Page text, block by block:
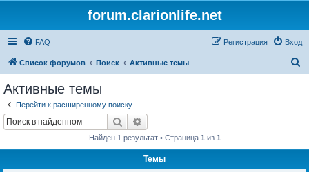
forum.clarionlife.net
FAQ Вход
Регистрация
Список форумов Поиск Активные темы
Активные темы
Перейти к расширенному поиску
Поиск
Найден 1 результат • Страница 1 из 1
Темы